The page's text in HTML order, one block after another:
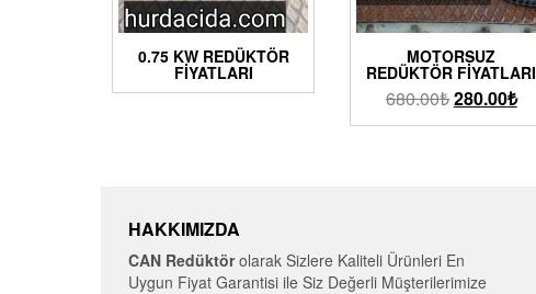
0.75 KW REDÜKTÖR
FIYATLARI
MOTORSUZ
REDÜKTÖR FIYATLARI
680.00₺280.00₺
HAKKIMIZDA
CAN Redüktörolarak Sizlere Kaliteli Ürünleri En
Uygun Fiyat Garantisi ile Siz Değerli Müşterilerimize